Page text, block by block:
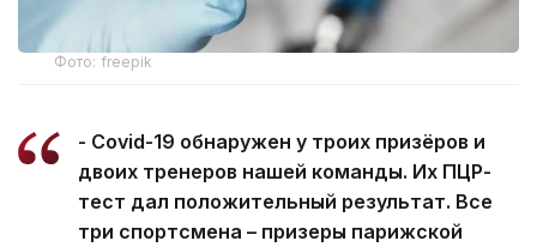
Фото: freepik
- Covid-19 обнаружен у троих призёров и
двоих тренеров нашей команды. Их ПЦР-
тест дал положительный результат. Все
три спортсмена – призеры парижской